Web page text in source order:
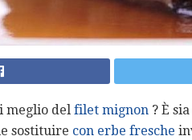
meglio del filet mignon ? È
sostituire con erbe fresche